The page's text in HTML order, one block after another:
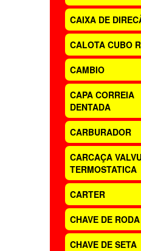
CAIXA DE
CALOTA CUBO
CAMBIO
CAPA CORREIA
DENTADA
CARBURADOR
CARCAÇA
TERMOSTATICA
CARTER
CHAVE DE RODA
CHAVE DE SETA